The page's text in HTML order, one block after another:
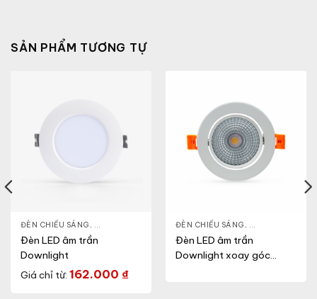
SẢN PHẨM TƯƠNG TỰ
ĐÈN CHIẾU SÁNG , ĐÈN LED DOWNLIGHT,THIẾT BỊ CHIẾU SÁNG
Đèn LED âm trần
Downlight
Giá chỉ từ: 162.000 ₫
ĐÈN CHIẾU SÁNG , ĐÈN LED
Đèn LED âm trần
Downlight xoay góc
,THIẾT BỊ CHIẾU SÁNG